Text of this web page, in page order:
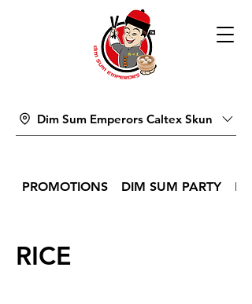
Dim Sum Emperors Caltex Skun
PROMOTIONS DIM SUM PARTY
RICE